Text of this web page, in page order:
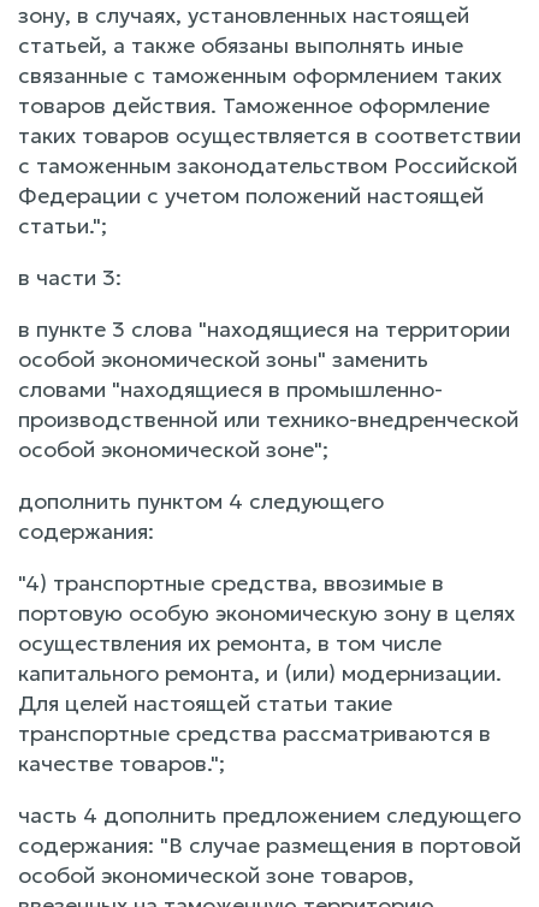
зону, в случаях, установленных настоящей
статьей, а также обязаны выполнять иные
связанные с таможенным оформлением таких
товаров действия. Таможенное оформление
таких товаров осуществляется в соответствии
с таможенным законодательством Российской
Федерации с учетом положений настоящей
статьи.";
в части 3:
в пункте 3 слова "находящиеся на территории
особой экономической зоны" заменить
словами "находящиеся в промышленно-
производственной или технико-внедренческой
особой экономической зоне";
дополнить пунктом 4 следующего
содержания:
"4) транспортные средства, ввозимые в
портовую особую экономическую зону в целях
осуществления их ремонта, в том числе
капитального ремонта, и (или) модернизации.
Для целей настоящей статьи такие
транспортные средства рассматриваются в
качестве товаров.";
часть 4 дополнить предложением следующего
содержания: "В случае размещения в портовой
особой экономической зоне товаров,